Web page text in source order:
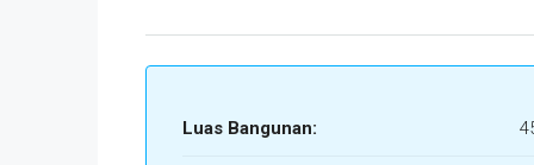
Luas Bangunan: